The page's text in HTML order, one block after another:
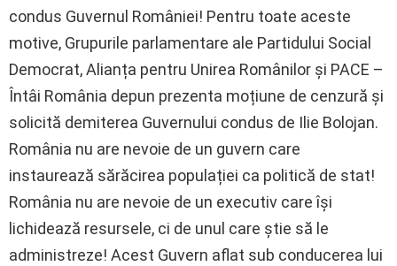
condus Guvernul României! Pentru toate aceste
motive, Grupurile parlamentare ale Partidului Social
Democrat, Alianța pentru Unirea Românilor și PACE –
Întâi România depun prezenta moțiune de cenzură și
solicită demiterea Guvernului condus de Ilie Bolojan.
România nu are nevoie de un guvern care
instaurează sărăcirea populației ca politică de stat!
România nu are nevoie de un executiv care își
lichidează resursele, ci de unul care știe să le
administreze! Acest Guvern aflat sub conducerea lui